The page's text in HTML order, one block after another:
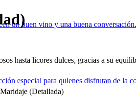
un buen vino y una buena
especial para quienes disfrutan de la
hasta licores dulces, gracias a su
(Detallada)